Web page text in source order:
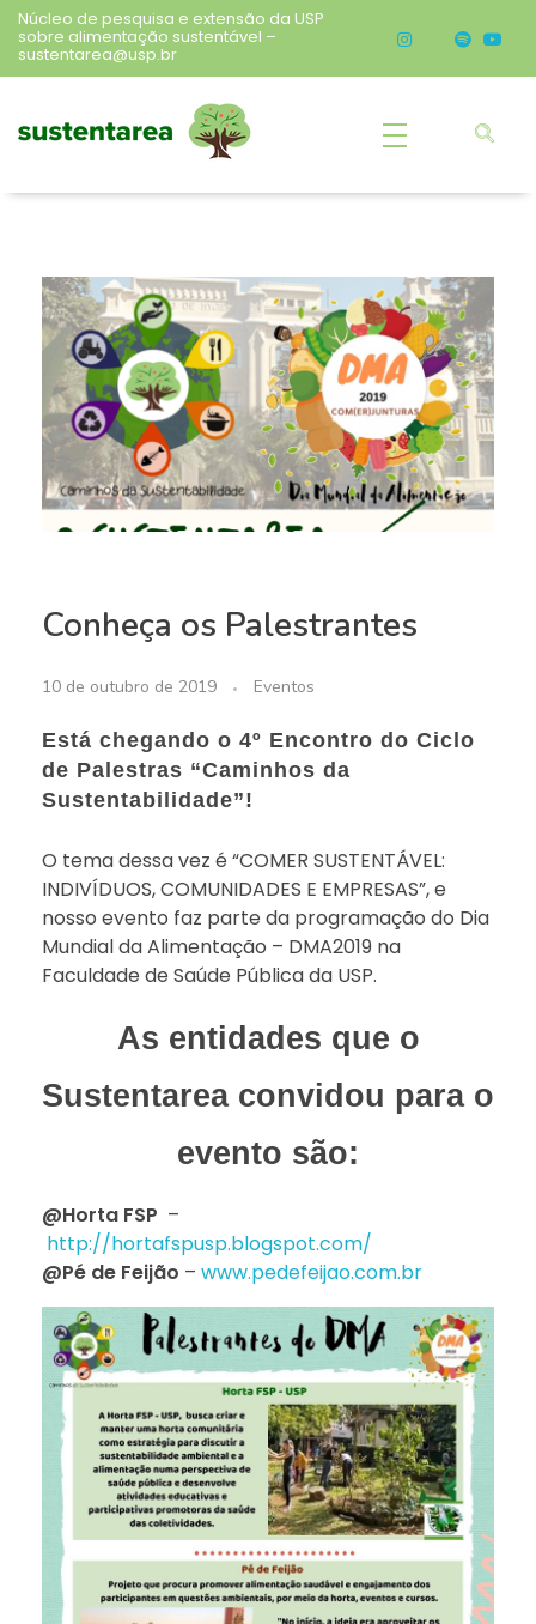
Núcleo de pesquisa e extensão da USP
sobre alimentação sustentável –
sustentarea@usp.br
Sustentarea
Conheça os Palestrantes
10 de outubro de 2019 Eventos
Está chegando o 4º Encontro do Ciclo
de Palestras “Caminhos da
Sustentabilidade”!
O tema dessa vez é “COMER SUSTENTÁVEL:
INDIVÍDUOS, COMUNIDADES E EMPRESAS”, e
nosso evento faz parte da programação do Dia
Mundial da Alimentação – DMA2019 na
Faculdade de Saúde Pública da USP.
As entidades que o
Sustentarea convidou para o
evento são:
@Horta FSP –
http://hortafspusp.blogspot.com/
@Pé de Feijão – www.pedefeijao.com.br